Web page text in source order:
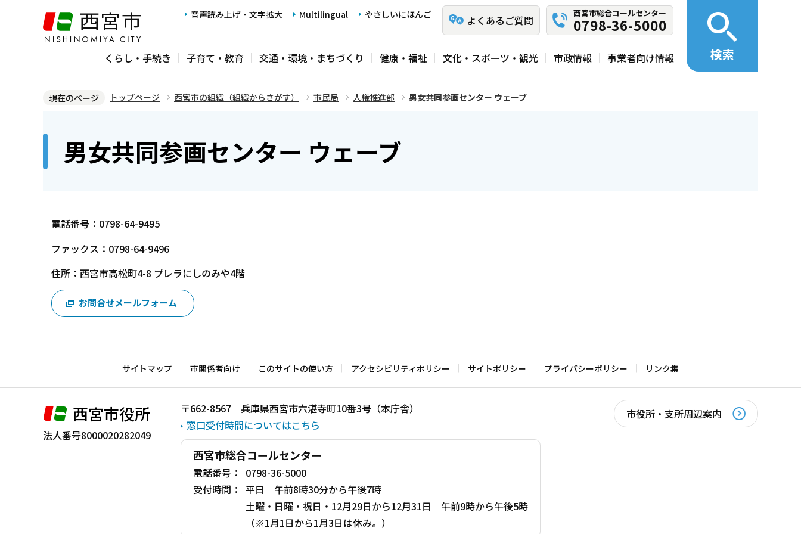
ジ
音声読み上げ・文字拡大 Multilingual やさしいにほんご よくあるご質問
西宮市総合コールセンター
0798-36-5000
くらし・手続き 子育て・教育 交通・環境・まちづくり 健康・福祉 文化・スポーツ・観光 市政情報 事業者向け情報 検索
現在のページ トップページ 西宮市の組織（組織からさがす） 市民局 人権推進部 男女共同参画センター ウェーブ
男女共同参画センター ウェーブ
電話番号：0798-64-9495
ファックス：0798-64-9496
住所：西宮市高松町4-8 プレラにしのみや4階
お問合せメールフォーム
サイトマップ 市関係者向け このサイトの使い方 アクセシビリティポリシー サイトポリシー プライバシーポリシー リンク集
西宮市役所
法人番号8000020282049
〒662-8567 兵庫県西宮市六湛寺町10番3号（本庁舎）
窓口受付時間についてはこちら
西宮市総合コールセンター
電話番号：
0798-36-5000
受付時間： 平日 午前8時30分から午後7時
土曜・日曜・祝日・12月29日から12月31日 午前9時から午後5時
（※1月1日から1月3日は休み。）
市役所・支所周辺案内